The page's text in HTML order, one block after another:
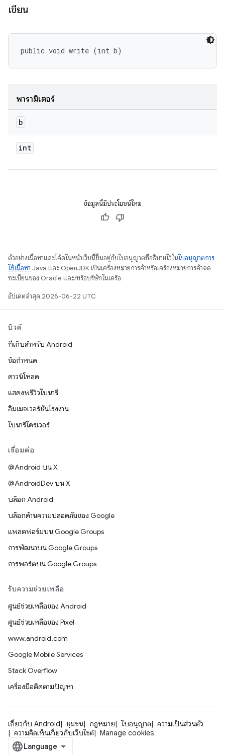
เขียน
public void write (int b)
พารามิเตอร์
b
int
ข้อมูลนี้มีประโยชน์ไหม
ตัวอย่างเนื้อหาและโค้ดในหน้าเว็บนี้ขึ้นอยู่กับใบอนุญาตที่อธิบายไว้ในใบอนุญาตการ
ใช้เนื้อหา Java และ OpenJDK เป็นเครื่องหมายการค้าหรือเครื่องหมายการค้าจด
ทะเบียนของ Oracle และ/หรือบริษัทในเครือ
อัปเดตล่าสุด 2026-06-22 UTC
บิวด์
ที่เก็บสำหรับ Android
ข้อกำหนด
ดาวน์โหลด
แสดงพรีวิวไบนารี
อิมเมจเวอร์ชันโรงงาน
ไบนารีไดรเวอร์
เชื่อมต่อ
@Android บน X
@AndroidDev บน X
บล็อก Android
บล็อกด้านความปลอดภัยของ Google
แพลตฟอร์มบน Google Groups
การพัฒนาบน Google Groups
การพอร์ตบน Google Groups
รับความช่วยเหลือ
ศูนย์ช่วยเหลือของ Android
ศูนย์ช่วยเหลือของ Pixel
www.android.com
Google Mobile Services
Stack Overflow
เครื่องมือติดตามปัญหา
เกี่ยวกับ Android ชุมชน กฎหมาย ใบอนุญาต
ความเป็นส่วนตัว
ความคิดเห็นเกี่ยวกับเว็บไซต์
Manage cookies